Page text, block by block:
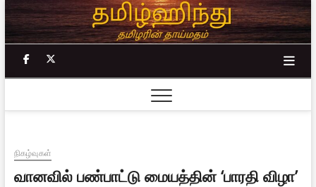
Skip
to
content
facebook
நிகழ்வுகள்
வானவில் பண்பாட்டு மையத்தின் ‘பாரதி விழா’